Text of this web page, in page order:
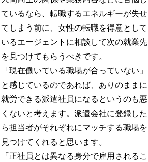
ているなら、転職するエネルギーが失せ
てしまう前に、女性の転職を得意として
いるエージェントに相談して次の就業先
を見つけてもらうべきです。
「現在働いている職場が合っていない」
と感じているのであれば、ありのままに
就労できる派遣社員になるというのも悪
くないと考えます。派遣会社に登録した
ら担当者がそれぞれにマッチする職場を
見つけてくれると思います。
「正社員とは異なる身分で雇用されるこ